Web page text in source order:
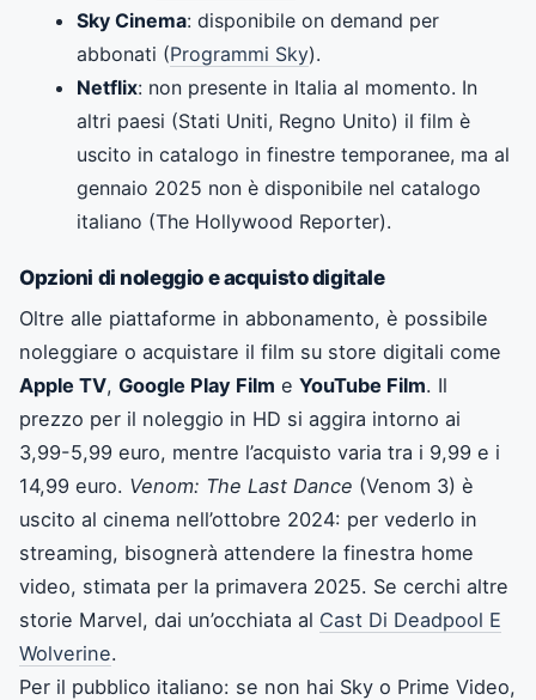
Sky Cinema: disponibile on demand per
abbonati (Programmi Sky).
Netflix: non presente in Italia al momento. In
altri paesi (Stati Uniti, Regno Unito) il film è
uscito in catalogo in finestre temporanee, ma al
gennaio 2025 non è disponibile nel catalogo
italiano (The Hollywood Reporter).
Opzioni di noleggio e acquisto digitale
Oltre alle piattaforme in abbonamento, è possibile
noleggiare o acquistare il film su store digitali come
Apple TV, Google Play Film e YouTube Film. Il
prezzo per il noleggio in HD si aggira intorno ai
3,99-5,99 euro, mentre l’acquisto varia tra i 9,99 e i
14,99 euro. Venom: The Last Dance (Venom 3) è
uscito al cinema nell’ottobre 2024: per vederlo in
streaming, bisognerà attendere la finestra home
video, stimata per la primavera 2025. Se cerchi altre
storie Marvel, dai un’occhiata al Cast Di Deadpool E
Wolverine.
Per il pubblico italiano: se non hai Sky o Prime Video,